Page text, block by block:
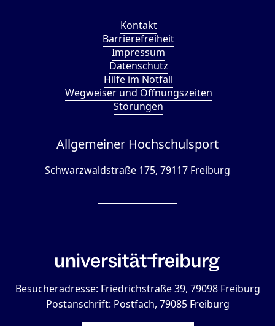
Kontakt
Barrierefreiheit
Impressum
Datenschutz
Hilfe im Notfall
Wegweiser und Öffnungszeiten
Störungen
Allgemeiner Hochschulsport
Schwarzwaldstraße 175, 79117 Freiburg
Besucheradresse: Friedrichstraße 39, 79098 Freiburg
Postanschrift: Postfach, 79085 Freiburg